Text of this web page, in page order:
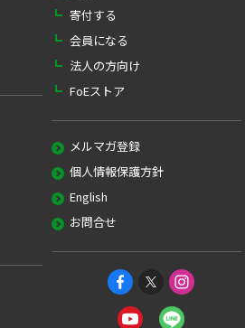
寄付する
会員になる
法人の方向け
FoEストア
メルマガ登録
個人情報保護方針
English
お問合せ